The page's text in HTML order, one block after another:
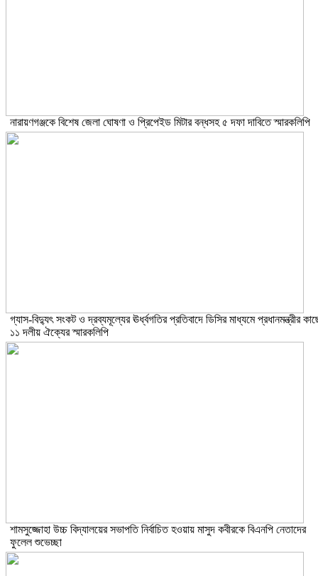
নারায়ণগঞ্জকে বিশেষ জেলা ঘোষণা ও প্রিপেইড মিটার বন্ধসহ ৫ দফা দাবিতে স্মারকলিপি
গ্যাস-বিদ্যুৎ সংকট ও দ্রব্যমূল্যের ঊর্ধ্বগতির প্রতিবাদে ডিসির মাধ্যমে প্রধানমন্ত্রীর
১১ দলীয় ঐক্যের স্মারকলিপি
শামসুজ্জোহা উচ্চ বিদ্যালয়ের সভাপতি নির্বাচিত হওয়ায় মাসুদ কবীরকে বিএনপি নেতাদের
ফুলেল শুভেচ্ছা